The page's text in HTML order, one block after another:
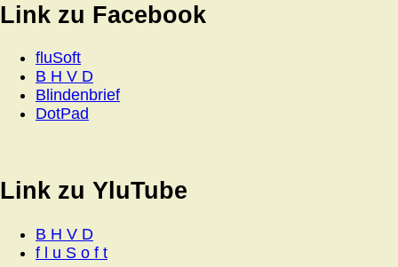
Link zu Facebook
fluSoft
B H V D
Blindenbrief
DotPad
Link zu YluTube
B H V D
f l u S o f t